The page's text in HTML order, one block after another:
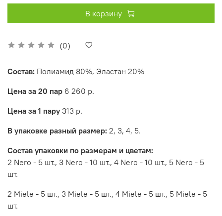
(0)
В корзину
Состав: Полиамид 80%, Эластан 20%
Цена за 20 пар 6 260 р.
Цена за 1 пару 313 р.
В упаковке разный размер: 2, 3, 4, 5.
Состав упаковки по размерам и цветам:
2 Nero - 5 шт., 3 Nero - 10 шт., 4 Nero - 10 шт., 5 Nero - 5
шт.
2 Miele - 5 шт., 3 Miele - 5 шт., 4 Miele - 5 шт., 5 Miele - 5
шт.